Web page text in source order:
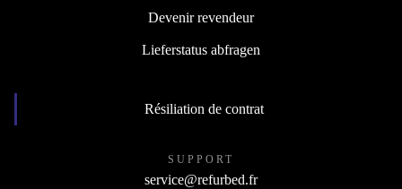
Devenir revendeur
Lieferstatus abfragen
Résiliation de contrat
SUPPORT
service@refurbed.fr